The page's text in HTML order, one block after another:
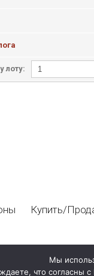
лоту:
Купить/
Мы
что